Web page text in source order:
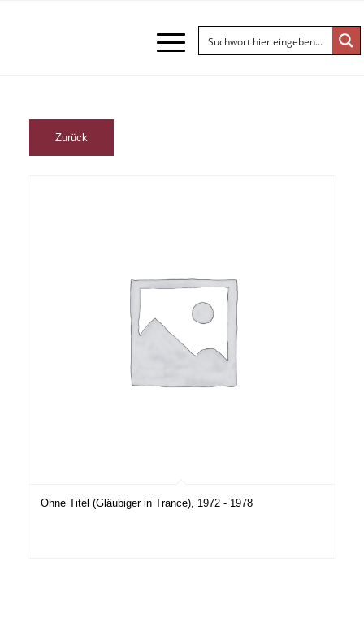
Ohne Titel (Gläubiger in Trance), 1972 - 1978